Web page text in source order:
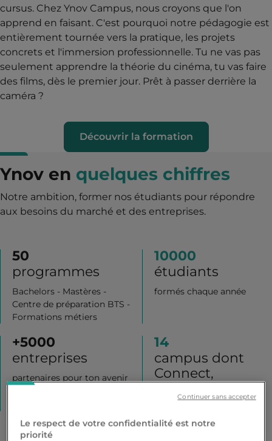
cursus. Chez Ynov Campus, nous croyons que l'on
apprend en faisant. C'est pourquoi notre pédagogie est
entièrement tournée vers la pratique, les projets
concrets et l'immersion professionnelle. Tu ne vas pas
seulement apprendre la théorie du cinéma, tu vas faire
des films, dès le premier jour. Prêt à passer derrière la
caméra ?
Découvrir la formation
Ynov en quelques chiffres
Notre ambition, former nos étudiants pour répondre
aux besoins du marché et des entreprises.
50
programmes
Bachelors - Mastères -
Centre de préparation BTS -
Formations métiers
10000
étudiants
formés chaque année
+5000
entreprises
partenaires pour ton avenir
14
campus dont
Connect,
en ligne
Le respect de votre confidentialité est notre
priorité
Continuer sans accepter